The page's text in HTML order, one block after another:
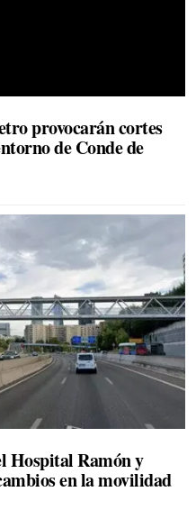
provocarán cortes
de Conde de
Hospital Ramón y
en la movilidad